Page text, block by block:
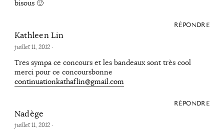
bisous 🙂
RÉPONDRE
Kathleen Lin
juillet 11, 2012·
Tres sympa ce concours et les bandeaux sont très cool
merci pour ce concoursbonne
continuationkathaflin@gmail.com
RÉPONDRE
Nadège
juillet 11, 2012·